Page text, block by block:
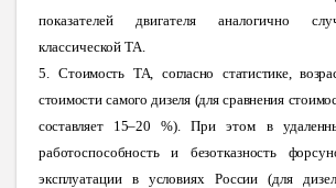
показателей двигателя аналогично
классической ТА.
5.Стоимость ТА, согласно статистике,
стоимости самого дизеля (для сравнения
составляет 15–20 %). При этом в
работоспособность и безотказность
эксплуатации в условиях России (для